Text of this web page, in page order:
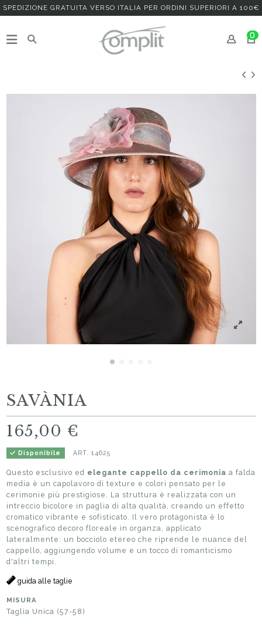
SPEDIZIONE GRATUITA VERSO ITALIA PER ORDINI SUPERIORI A 100€
0
SAVÀNIA
165,00 €
Disponibile ART. 14625
Questo esclusivo ed elegante cappello da cerimonia a falda
media è un capolavoro di texture e colori pensato per le
cerimonie più prestigiose. La struttura è realizzata con un
intreccio bicolore in paglia di alta qualità, creando un effetto
cromatico vibrante e sofisticato. Il vero protagonista è lo
scenografico decoro floreale in organza, applicato
lateralmente: un bocciolo etereo che riprende le nuance del
cappello, aggiungendo volume e un tocco di romanticismo
d'altri tempi.
guida alle taglie
MISURA
Taglia Unica (57-58)